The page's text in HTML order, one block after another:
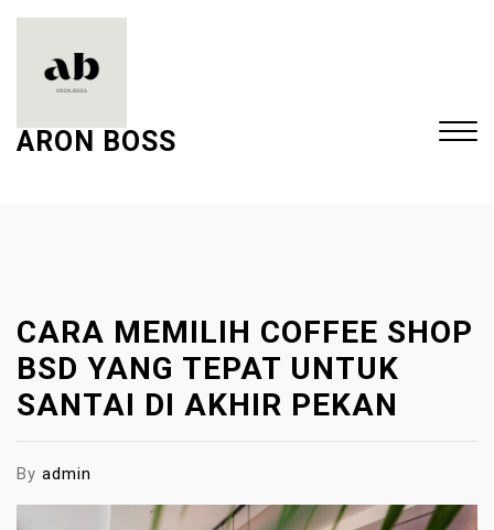
ARON BOSS
CARA MEMILIH COFFEE SHOP
BSD YANG TEPAT UNTUK
SANTAI DI AKHIR PEKAN
By admin